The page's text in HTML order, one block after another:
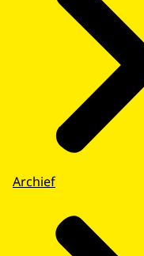
Archief